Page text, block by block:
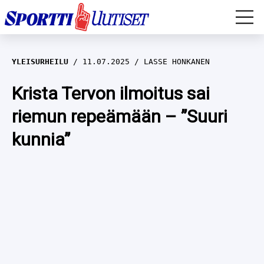
EM-YLEISURHEILU
JÄÄKIEKKO
YLEISURHEILU
WILMA HELTELÄ
TALVILAJIT
YLEISURHEILU 11.07.2025 LASSE HONKANEN
Krista Tervon ilmoitus sai
riemun repeämään – ”Suuri
kunnia”